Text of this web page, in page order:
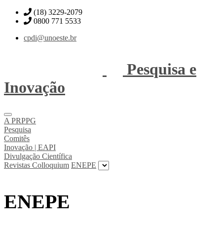
(18) 3229-2079
0800 771 5533
cpdi@unoeste.br
Pesquisa e
Inovação
A PRPPG
Pesquisa
Comitês
Inovação | EAPI
Divulgação Científica
Revistas Colloquium ENEPE
ENEPE